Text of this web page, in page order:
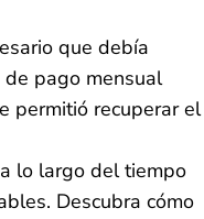
que debía
pago mensual
permitió recuperar el
lo largo del tiempo
Descubra cómo